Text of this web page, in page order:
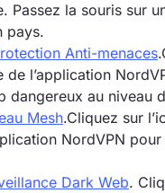
Passez la souris sur
pays.
Anti-menaces
de l’application
dangereux au niveau
Mesh.Cliquez sur
NordVPN
Dark Web.